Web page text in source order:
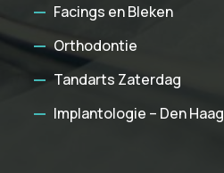
Facings en Bleken
Orthodontie
Tandarts Zaterdag
Implantologie – Den Haag